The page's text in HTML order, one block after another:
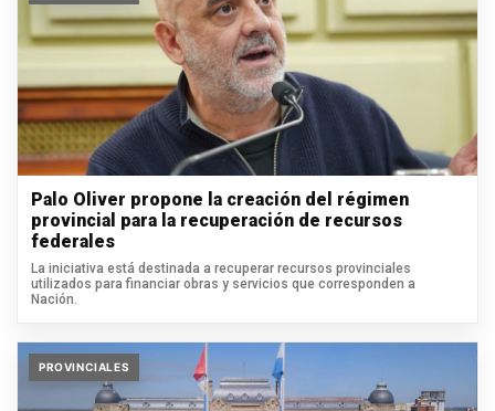
Palo Oliver propone la creación del régimen
provincial para la recuperación de recursos
federales
La iniciativa está destinada a recuperar recursos provinciales
utilizados para financiar obras y servicios que corresponden a
Nación.
PROVINCIALES